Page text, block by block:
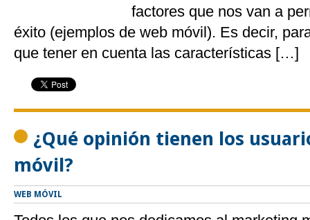
factores que nos van a
éxito (ejemplos de web móvil). Es decir,
que tener en cuenta las características […]
¿Qué opinión tienen los
móvil?
WEB MÓVIL